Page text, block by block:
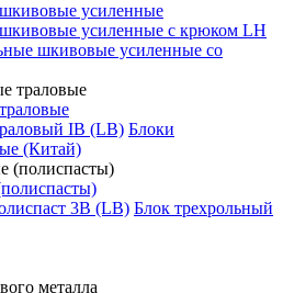
усиленные
усиленные с крюком LH
шкивовые усиленные со
IB (LB) Блоки
(Китай)
3B (LB) Блок трехрольный